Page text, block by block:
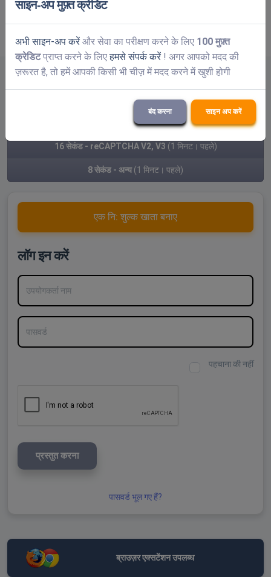
दर्जा:OK
औसत समाधान समय
1 सेकंड - Normal CAPTCHAs(1 मिनट। पहले)
16 सेकंड - reCAPTCHA V2, V3 (1 मिनट। पहले)
8 सेकंड - अन्य(1 मिनट। पहले)
एक नि: शुल्क खाता बनाए
लॉग इन करें
उपयोगकर्ता नाम
पासवर्ड
पहचाना की नहीं
प्रस्तुत करना
पासवर्ड भूल गए हैं?
ब्राउज़र एक्सटेंशन उपलब्ध
साइन-अप मुफ़्त क्रेडिट
अभी साइन-अप करें और सेवा का परीक्षण करने के लिए 100 मुफ़्त
क्रेडिटप्राप्त करने के लिएहमसे संपर्क करें ! अगर आपको मदद की
ज़रूरत है, तो हमें आपकी किसी भी चीज़ में मदद करने में खुशी होगी
बंद करना साइन अप करें